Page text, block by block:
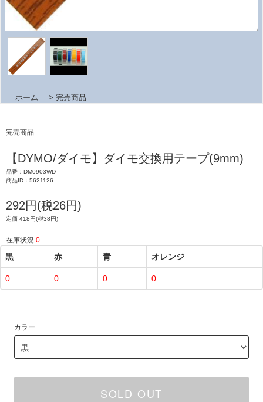
ホーム > 完売商品
完売商品
【DYMO/ダイモ】ダイモ交換用テープ(9mm)
品番：DM0903WD
商品ID：5621126
292円(税26円)
定価 418円(税38円)
在庫状況 0
黒 赤 青 オレンジ
0 0 0 0
カラー
SOLD OUT